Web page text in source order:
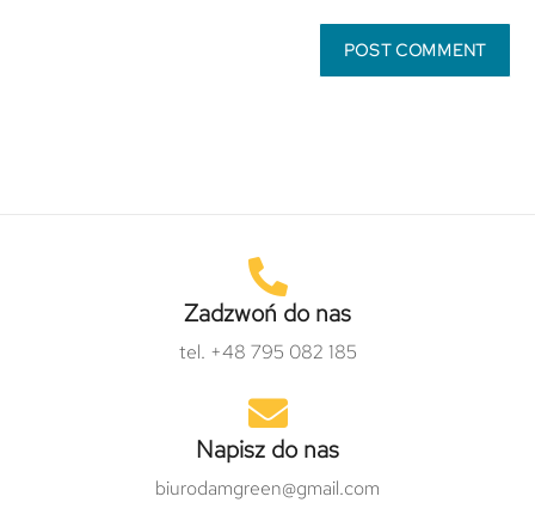
Zadzwoń do nas
tel. +48 795 082 185
Napisz do nas
biurodamgreen@gmail.com